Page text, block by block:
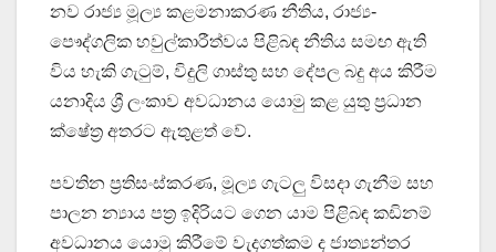
නව රාජ්‍ය මූල්‍ය කළමනාකරණ නීතිය, රාජ්‍ය-
පෞද්ගලික හවුල්කාරීත්වය පිළිබඳ නීතිය සමඟ ඇති
විය හැකි ගැටුම්, විදුලි ගාස්තු සහ දේපල බදු අය කිරීම
යනාදිය ශ්‍රී ලංකාව අවධානය යොමු කළ යුතු ප්‍රධාන
ක්ෂේත්‍ර අතරට ඇතුළත් වේ.
පවතින ප්‍රතිසංස්කරණ, මූල්‍ය ගැටලු විසදා ගැනීම සහ
පාලන න්‍යාය පත්‍ර ඉදිරියට ගෙන යාම පිළිබඳ කඩිනම්
අවධානය යොමු කිරීමේ වැදගත්කම ද ජාත්‍යන්තර